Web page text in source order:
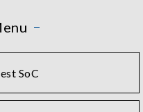
all the needs of
functions, such as high-
power source,
signal testing, CMOS
has also developed
SoC